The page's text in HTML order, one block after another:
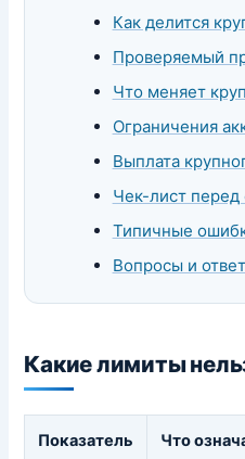
Как делится
Проверяемый
Что меняет
Ограничения
Выплата
Чек-лист перед
Типичные
Вопросы и
Какие лимиты
Показатель Что